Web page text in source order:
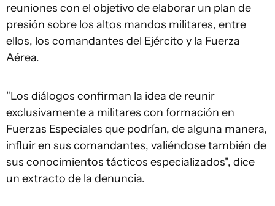
reuniones con el objetivo de elaborar un plan de
presión sobre los altos mandos militares, entre
ellos, los comandantes del Ejército y la Fuerza
Aérea.
"Los diálogos confirman la idea de reunir
exclusivamente a militares con formación en
Fuerzas Especiales que podrían, de alguna manera,
influir en sus comandantes, valiéndose también de
sus conocimientos tácticos especializados", dice
un extracto de la denuncia.